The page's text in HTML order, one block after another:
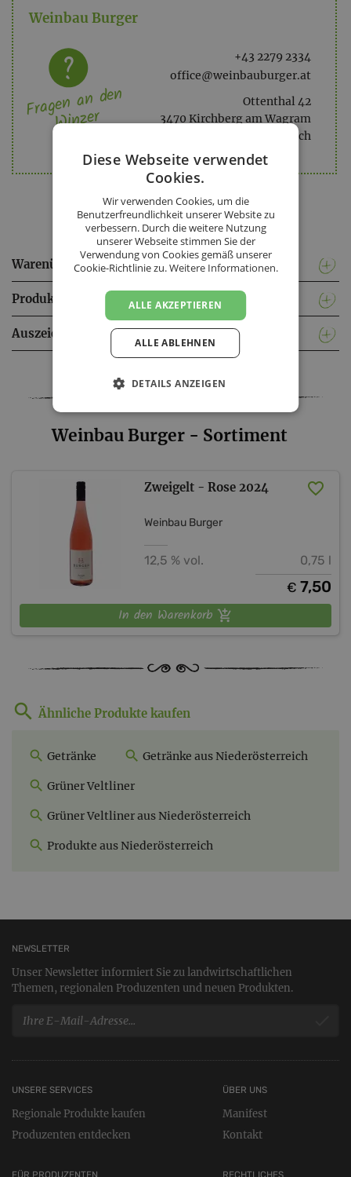
Weinbau Burger
+43 2279 2334
office@weinbauburger.at
Ottenthal 42
3470 Kirchberg am Wagram
Niederösterreich
Fragen an den
Winzer
Warenübergabe & Lieferkonditionen
Produktinformationen
Auszeichnungen & Zertifizierungen
Weinbau Burger - Sortiment
Zweigelt - Rose 2024
Weinbau Burger
12,5 % vol. 0,75 l
€ 7,50
In den Warenkorb
Ähnliche Produkte kaufen
Getränke Getränke aus Niederösterreich
Grüner Veltliner
Grüner Veltliner aus Niederösterreich
Produkte aus Niederösterreich
NEWSLETTER
Unser Newsletter informiert Sie zu landwirtschaftlichen
Themen, regionalen Produzenten und neuen Produkten.
UNSERE SERVICES
Regionale Produkte kaufen
Produzenten entdecken
FÜR PRODUZENTEN RECHTLICHES
ÜBER UNS
Manifest
Kontakt
Diese Webseite verwendet
Cookies.
Wir verwenden Cookies, um die
Benutzerfreundlichkeit unserer Website zu
verbessern. Durch die weitere Nutzung
unserer Webseite stimmen Sie der
Verwendung von Cookies gemäß unserer
Cookie-Richtlinie zu.Weitere Informationen.
ALLE AKZEPTIEREN
ALLE ABLEHNEN
DETAILS ANZEIGEN